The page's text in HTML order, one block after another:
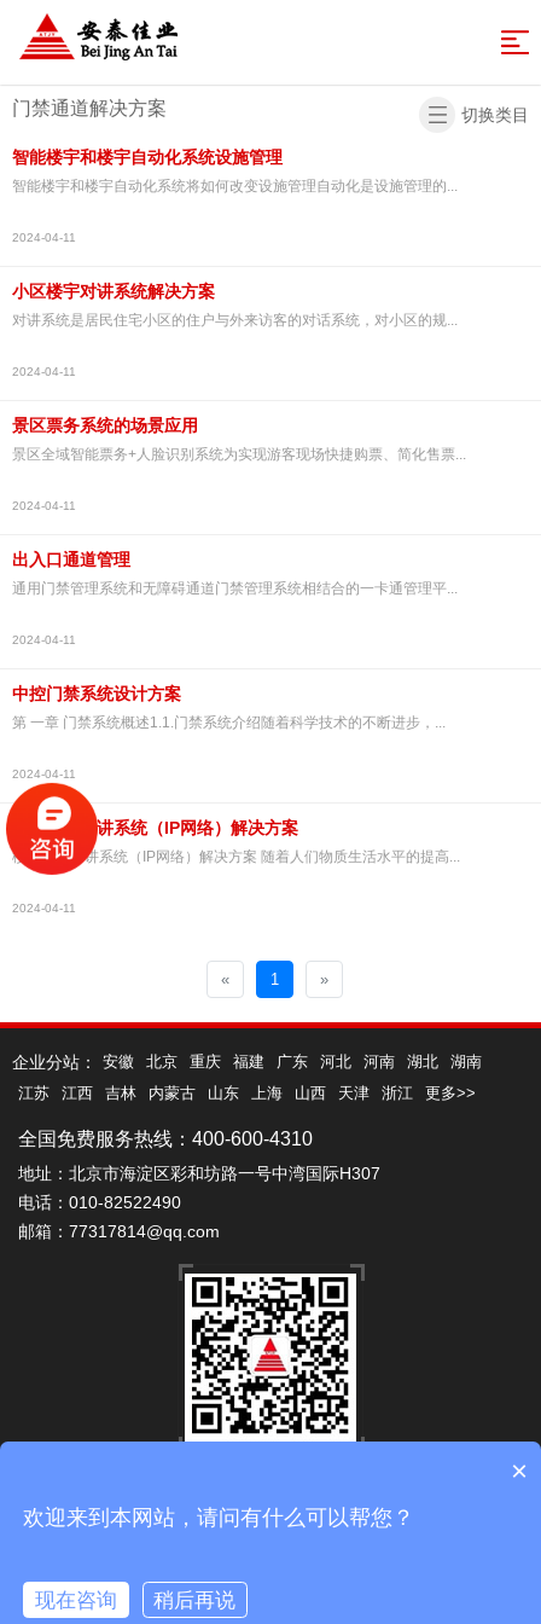
站
导
业
体
系
功
案
例
解
决
方
案
新
闻
中
心
关
于
安
泰
联
系
我
返
回
门禁通道解决方案 切换类目
智能楼宇和楼宇自动化系统设施管理
智能楼宇和楼宇自动化系统将如何改变设施管理自动化是设施管理的...
2024-04-11
小区楼宇对讲系统解决方案
对讲系统是居民住宅小区的住户与外来访客的对话系统，对小区的规...
2024-04-11
景区票务系统的场景应用
景区全域智能票务+人脸识别系统为实现游客现场快捷购票、简化售票...
2024-04-11
出入口通道管理
通用门禁管理系统和无障碍通道门禁管理系统相结合的一卡通管理平...
2024-04-11
中控门禁系统设计方案
第 一章 门禁系统概述1.1.门禁系统介绍随着科学技术的不断进步，...
2024-04-11
楼宇可视对讲系统（IP网络）解决方案
楼宇可视对讲系统（IP网络）解决方案 随着人们物质生活水平的提高...
2024-04-11
« 1 »
企业分站： 安徽 北京 重庆 福建 广东 河北 河南 湖北
湖南
江苏
江西 吉林 内蒙古 山东 上海 山西 天津 浙江 更多>>
全国免费服务热线：400-600-4310
地址：北京市海淀区彩和坊路一号中湾国际H307
电话：010-82522490
邮箱：77317814@qq.com
备案号：
京ICP备10038001号
×
欢迎来到本网站，请问有什么可以帮您？
现在咨询 稍后再说